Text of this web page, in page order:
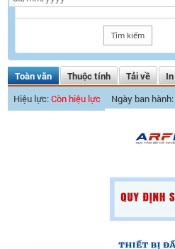
Toàn văn Thuộc tính Tải về
In
Hiệu lực:Còn hiệu lực Ngày ban hành: